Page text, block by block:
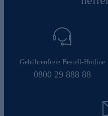
Gebührenfreie Bestell-Hotline
0800 29 888 88